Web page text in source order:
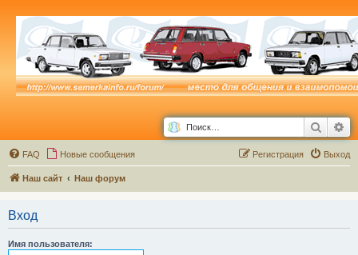
Поиск
FAQ Новые сообщения Выход
Регистрация
Наш сайт Наш форум
Вход
Имя пользователя: